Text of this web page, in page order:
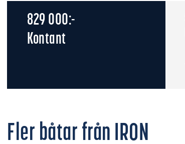
829 000:-
Kontant
Fler båtar från IRON